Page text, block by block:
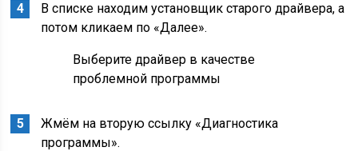
В списке находим установщик старого драйвера, а
потом кликаем по «Далее».
Выберите драйвер в качестве
проблемной программы
Жмём на вторую ссылку «Диагностика
программы».